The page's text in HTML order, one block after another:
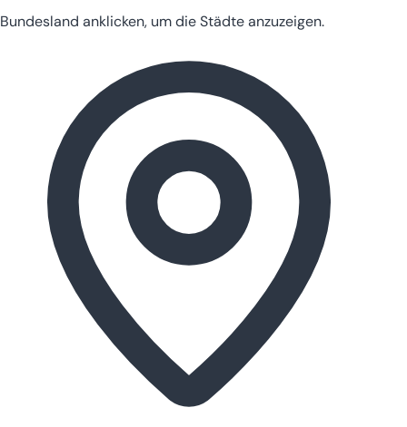
Baden-Württemberg
Bundesland anklicken, um die Städte anzuzeigen.